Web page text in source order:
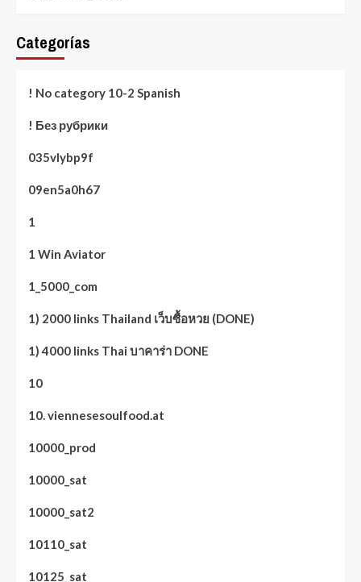
Categorías
! No category 10-2 Spanish
! Без рубрики
035vlybp9f
09en5a0h67
1
1 Win Aviator
1_5000_com
1) 2000 links Thailand เว็บซื้อหวย (DONE)
1) 4000 links Thai บาคาร่า DONE
10
10. viennesesoulfood.at
10000_prod
10000_sat
10000_sat2
10110_sat
10125_sat